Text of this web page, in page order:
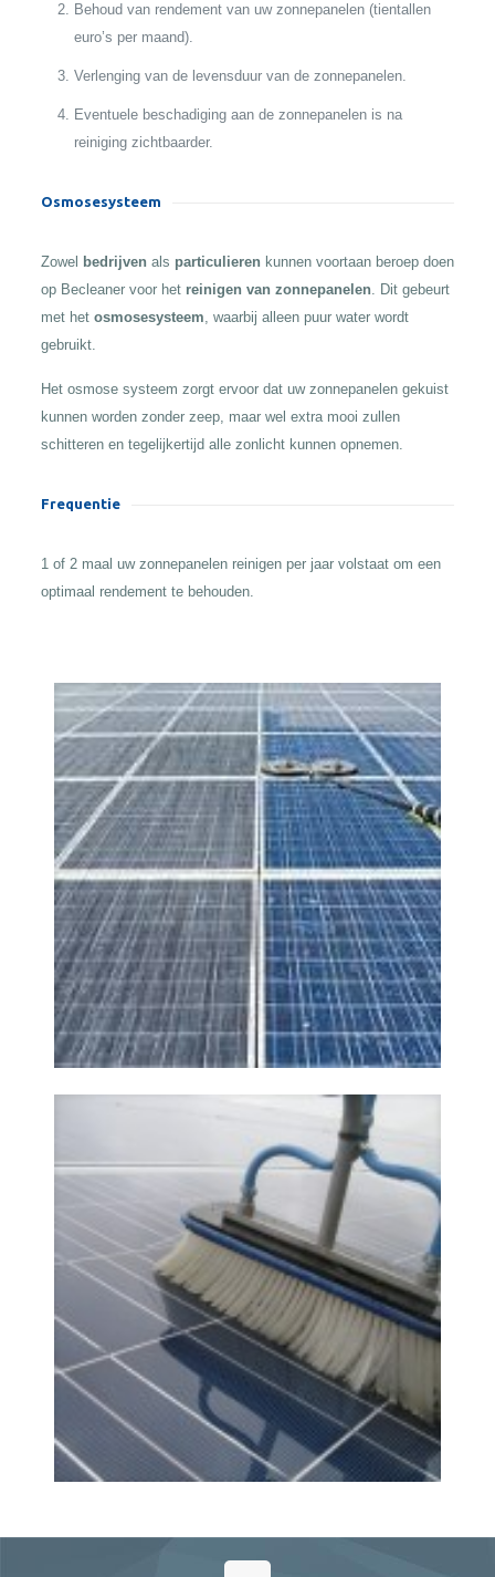
Behoud van rendement van uw zonnepanelen (tientallen
euro’s per maand).
Verlenging van de levensduur van de zonnepanelen.
Eventuele beschadiging aan de zonnepanelen is na
reiniging zichtbaarder.
Osmosesysteem
Zowel bedrijven als particulieren kunnen voortaan beroep doen
op Becleaner voor het reinigen van zonnepanelen. Dit gebeurt
met het osmosesysteem, waarbij alleen puur water wordt
gebruikt.
Het osmose systeem zorgt ervoor dat uw zonnepanelen gekuist
kunnen worden zonder zeep, maar wel extra mooi zullen
schitteren en tegelijkertijd alle zonlicht kunnen opnemen.
Frequentie
1 of 2 maal uw zonnepanelen reinigen per jaar volstaat om een
optimaal rendement te behouden.